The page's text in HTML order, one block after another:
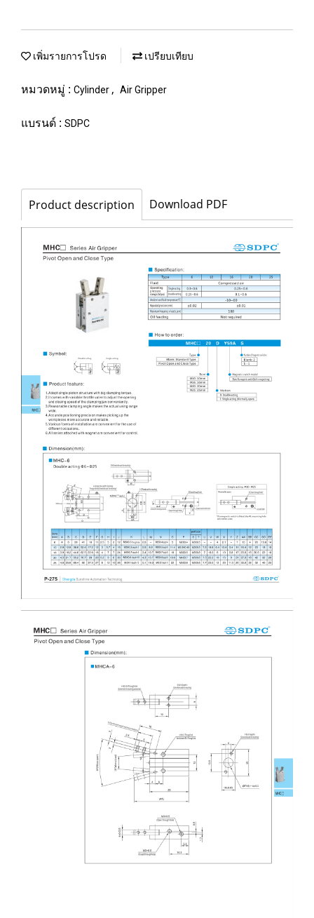
เพิ่มรายการโปรด เปรียบเทียบ
หมวดหมู่ : Cylinder , Air Gripper
แบรนด์ : SDPC
Product description Download PDF